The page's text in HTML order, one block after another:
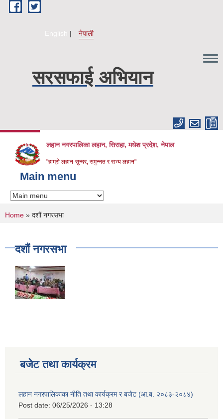
Skip to main content
English नेपाली
सरसफाई अभियान
लहान नगरपालिका लहान, सिराहा, मधेश प्रदेश, नेपाल
"हाम्रो लहान-सुन्दर, समुन्नत र सभ्य लहान"
Main menu
You are here
Home » दशौं नगरसभा
दशौं नगरसभा
बजेट तथा कार्यक्रम
लहान नगरपालिकाका नीति तथा कार्यक्रम र बजेट (आ.ब. २०८३-२०८४)
Post date: 06/25/2026 - 13:28